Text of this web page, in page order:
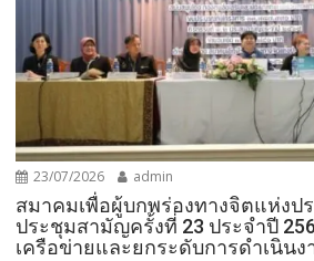
23/07/2026 admin
สมาคมเพื่อผู้บกพร่องทางจิตแห่งป
ประชุมสามัญครั้งที่ 23 ประจำปี
เครือข่ายและยกระดับการดำเนิน